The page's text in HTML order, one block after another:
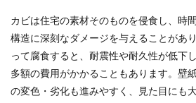
カビは住宅の素材そのものを侵食し、時
構造に深刻なダメージを与えることがあ
って腐食すると、耐震性や耐久性が低下
多額の費用がかかることもあります。壁
の変色・劣化も進みやすく、見た目にも